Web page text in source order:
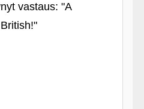
vastaus: "A